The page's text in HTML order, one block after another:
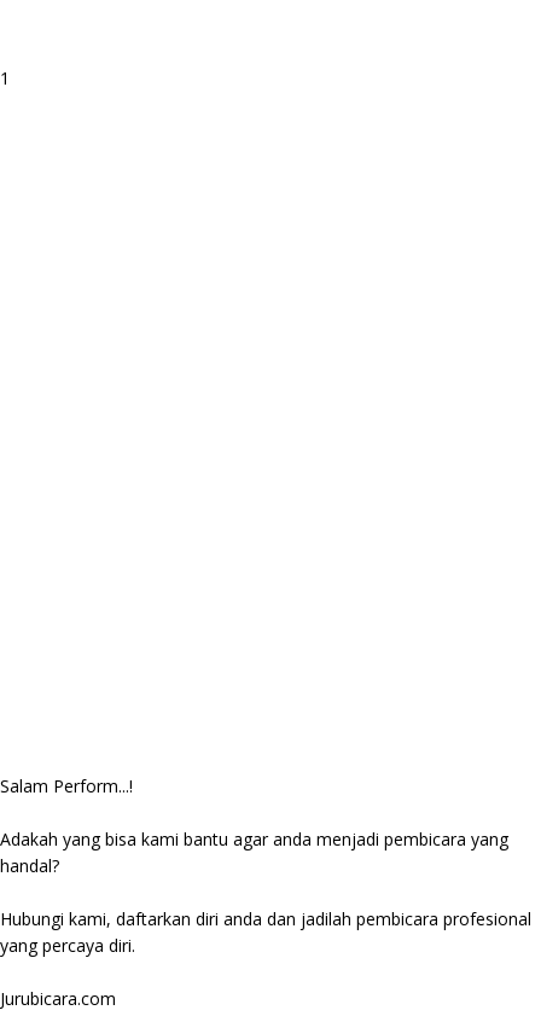
1
Salam Perform...!
Adakah yang bisa kami bantu agar anda menjadi pembicara yang
handal?
Hubungi kami, daftarkan diri anda dan jadilah pembicara profesional
yang percaya diri.
Jurubicara.com